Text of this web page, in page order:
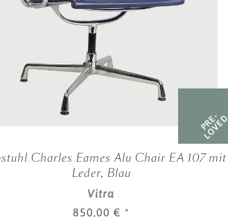
PRE-
LOVED
Charles Eames Alu Chair EA 107 mit
Leder, Blau
Vitra
850,00 € *